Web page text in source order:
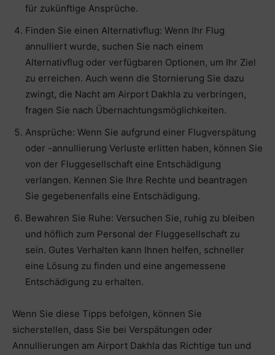
für zukünftige Ansprüche.
Finden Sie einen Alternativflug: Wenn Ihr Flug
annulliert wurde, suchen Sie nach einem
Alternativflug oder verfügbaren Optionen, um Ihr Ziel
zu erreichen. Auch wenn die Stornierung Sie dazu
zwingt, die Nacht am Airport Dakhla zu verbringen,
fragen Sie nach Übernachtungsmöglichkeiten.
Ansprüche: Wenn Sie aufgrund einer Flugverspätung
oder -annullierung Verluste erlitten haben, können Sie
von der Fluggesellschaft eine Entschädigung
verlangen. Kennen Sie Ihre Rechte und beantragen
Sie gegebenenfalls eine Entschädigung.
Bewahren Sie Ruhe: Versuchen Sie, ruhig zu bleiben
und höflich zum Personal der Fluggesellschaft zu
sein. Gutes Verhalten kann Ihnen helfen, schneller
eine Lösung zu finden und eine angemessene
Entschädigung zu erhalten.
Wenn Sie diese Tipps befolgen, können Sie
sicherstellen, dass Sie bei Verspätungen oder
Annullierungen am Airport Dakhla das Richtige tun und